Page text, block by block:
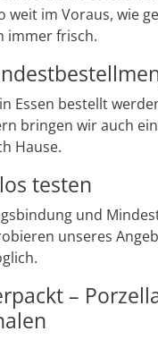
weit im Voraus, wie
immer frisch.
Essen bestellt
bringen wir auch
Hause.
testen
und
unseres
–